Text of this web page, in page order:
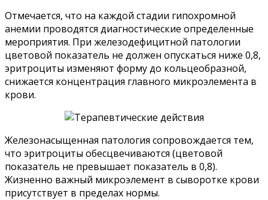
Отмечается, что на каждой стадии гипохромной
анемии проводятся диагностические определенные
мероприятия. При железодефицитной патологии
цветовой показатель не должен опускаться ниже 0,8,
эритроциты изменяют форму до кольцеобразной,
снижается концентрация главного микроэлемента в
крови.
Железонасыщенная патология сопровождается тем,
что эритроциты обесцвечиваются (цветовой
показатель не превышает показатель в 0,8).
Жизненно важный микроэлемент в сыворотке крови
присутствует в пределах нормы.